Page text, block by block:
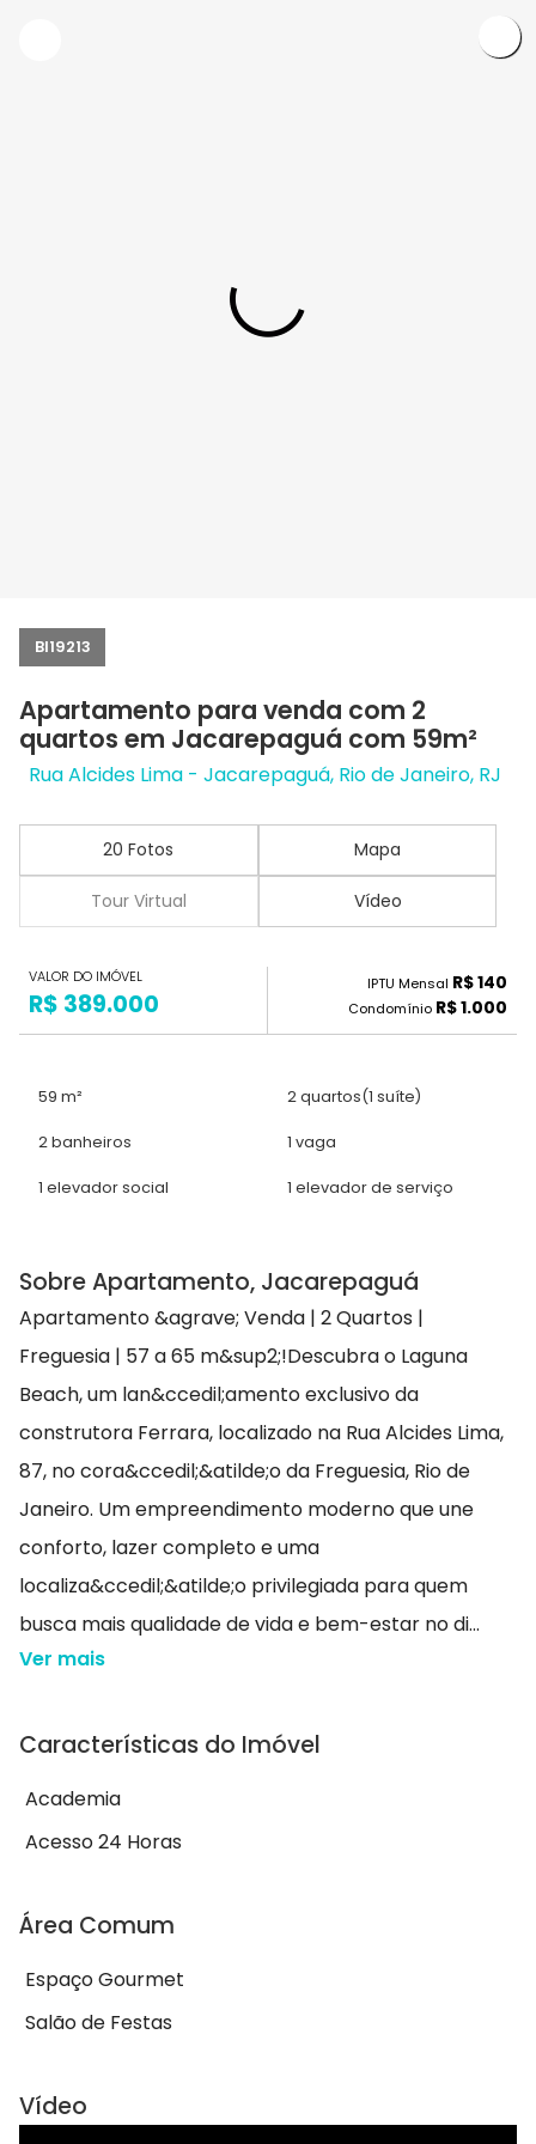
BI19213
Apartamento para venda com 2
quartos em Jacarepaguá com 59m²
Rua Alcides Lima - Jacarepaguá, Rio de Janeiro, RJ
20 Fotos Mapa
Tour Virtual Vídeo
VALOR DO IMÓVEL
R$ 389.000
IPTU Mensal R$ 140
Condomínio R$ 1.000
59 m² 2 quartos(1 suíte)
2 banheiros 1 vaga
1 elevador social 1 elevador de serviço
Sobre Apartamento, Jacarepaguá
Apartamento &agrave; Venda | 2 Quartos |
Freguesia | 57 a 65 m&sup2;!Descubra o Laguna
Beach, um lan&ccedil;amento exclusivo da
construtora Ferrara, localizado na Rua Alcides Lima,
87, no cora&ccedil;&atilde;o da Freguesia, Rio de
Janeiro. Um empreendimento moderno que une
conforto, lazer completo e uma
localiza&ccedil;&atilde;o privilegiada para quem
busca mais qualidade de vida e bem-estar no di...
Ver mais
Características do Imóvel
Academia
Acesso 24 Horas
Área Comum
Espaço Gourmet
Salão de Festas
Vídeo